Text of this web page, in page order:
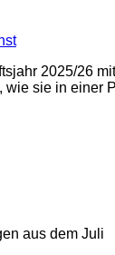
2025/26
wie sie in einer
aus dem Juli